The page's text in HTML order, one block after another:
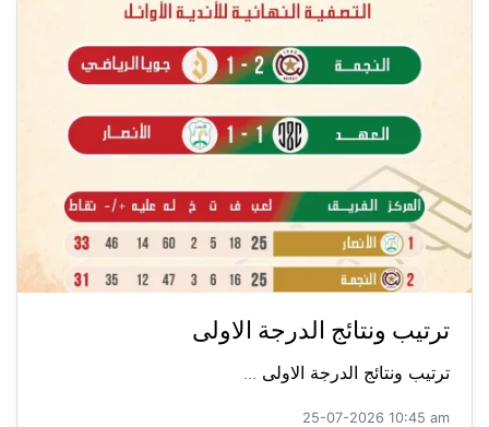
ترتيب ونتائج الدرجة الاولى
ترتيب ونتائج الدرجة الاولى ...
25-07-2026 10:45 am